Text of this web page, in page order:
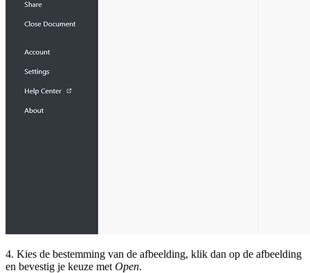
4. Kies de bestemming van de afbeelding, klik dan op de afbeelding
en bevestig je keuze met Open.